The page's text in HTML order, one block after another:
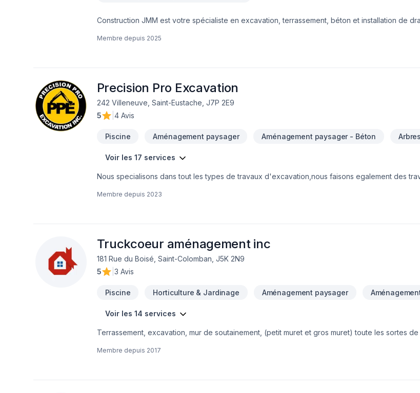
Construction JMM est votre spécialiste en excavation, terrassement, béton et installation de
complètes, fiables et efficaces.Que ce soit pour des projets résidentiels, commerciaux ou
Membre depuis 2025
Precision Pro Excavation
242 Villeneuve, Saint-Eustache, J7P 2E9
5
4 Avis
Piscine Aménagement paysager Aménagement paysager - Béton
Voir les 17 services
Nous specialisons dans tout les types de travaux d'excavation,nous faisons egalement des
Membre depuis 2023
Truckcoeur aménagement inc
181 Rue du Boisé, Saint-Colomban, J5K 2N9
5
3 Avis
Piscine Horticulture & Jardinage Aménagement paysager
Voir les 14 services
Terrassement, excavation, mur de soutainement, (petit muret et gros muret) toute les sortes
ensemencement de gazon hydrolique
Membre depuis 2017